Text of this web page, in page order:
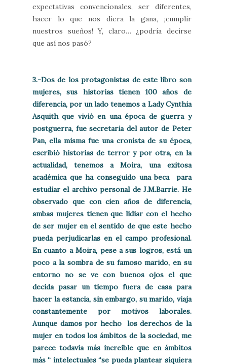
expectativas convencionales, ser diferentes,
hacer lo que nos diera la gana, ¡cumplir
nuestros sueños! Y, claro… ¿podría decirse
que así nos pasó?
3.-Dos de los protagonistas de este libro son
mujeres, sus historias tienen 100 años de
diferencia, por un lado tenemos a Lady Cynthia
Asquith que vivió en una época de guerra y
postguerra, fue secretaria del autor de Peter
Pan, ella misma fue una cronista de su época,
escribió historias de terror y por otra, en la
actualidad, tenemos a Moira, una exitosa
académica que ha conseguido una beca para
estudiar el archivo personal de J.M.Barrie. He
observado que con cien años de diferencia,
ambas mujeres tienen que lidiar con el hecho
de ser mujer en el sentido de que este hecho
pueda perjudicarlas en el campo profesional.
En cuanto a Moira, pese a sus logros, está un
poco a la sombra de su famoso marido, en su
entorno no se ve con buenos ojos el que
decida pasar un tiempo fuera de casa para
hacer la estancia, sin embargo, su marido, viaja
constantemente por motivos laborales.
Aunque damos por hecho los derechos de la
mujer en todos los ámbitos de la sociedad, me
parece todavía más increíble que en ámbitos
más “ intelectuales “se pueda plantear siquiera